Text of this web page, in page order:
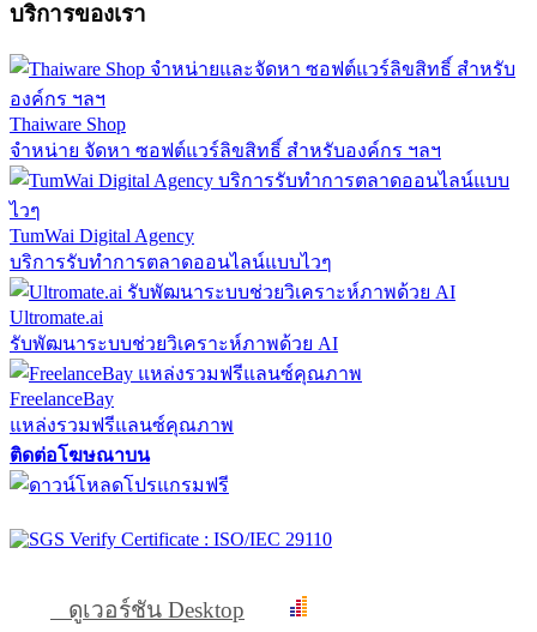
บริการของเรา
Thaiware Shop
จำหน่าย จัดหา ซอฟต์แวร์ลิขสิทธิ์ สำหรับองค์กร ฯลฯ
TumWai Digital Agency
บริการรับทำการตลาดออนไลน์แบบไวๆ
Ultromate.ai
รับพัฒนาระบบช่วยวิเคราะห์ภาพด้วย AI
FreelanceBay
แหล่งรวมฟรีแลนซ์คุณภาพ
ติดต่อโฆษณาบน
ดูเวอร์ชัน Desktop